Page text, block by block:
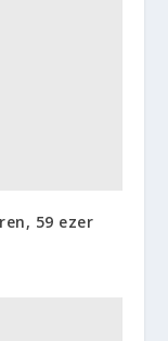
59 ezer